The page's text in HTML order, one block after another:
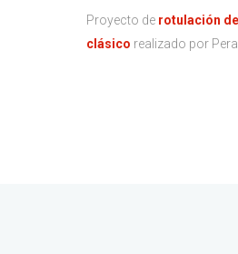
Proyecto de rotulación
clásico realizado por